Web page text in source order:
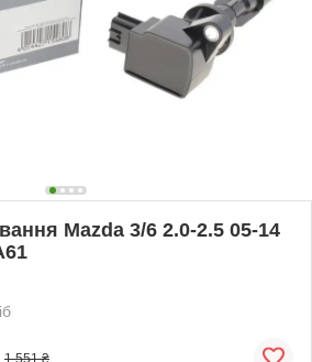
Mazda 3/6 2.0-2.5 05-14
1 551 ₴